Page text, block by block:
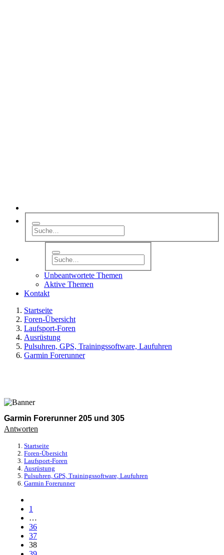
Unbeantwortete Themen
Aktive Themen
Kontakt
Startseite
Foren-Übersicht
Laufsport-Foren
Ausrüstung
Pulsuhren, GPS, Trainingssoftware, Laufuhren
Garmin Forerunner
Garmin Forerunner 205 und 305
Antworten
Startseite
Foren-Übersicht
Laufsport-Foren
Ausrüstung
Pulsuhren, GPS, Trainingssoftware, Laufuhren
Garmin Forerunner
1
…
36
37
38